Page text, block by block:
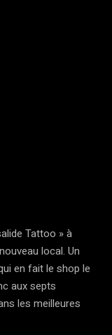
Tattoo » à
local. Un
en fait le shop le
aux septs
les meilleures